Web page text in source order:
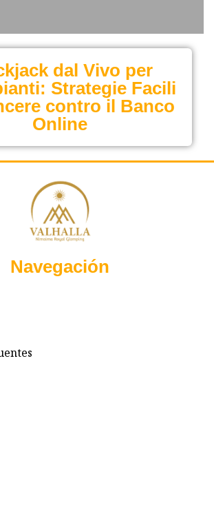
dal Vivo per
Strategie Facili
contro il Banco
Online
Navegación